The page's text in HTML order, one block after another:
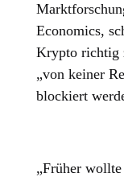
Economics,
Krypto richtig
„von keiner
blockiert
„Früher